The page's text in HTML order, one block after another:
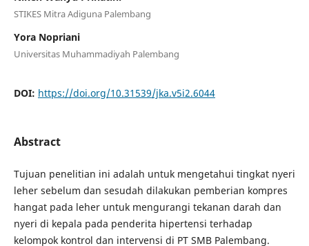
STIKES Mitra Adiguna Palembang
Yora Nopriani
Universitas Muhammadiyah Palembang
DOI: https://doi.org/10.31539/jka.v5i2.6044
Abstract
Tujuan penelitian ini adalah untuk mengetahui tingkat nyeri
leher sebelum dan sesudah dilakukan pemberian kompres
hangat pada leher untuk mengurangi tekanan darah dan
nyeri di kepala pada penderita hipertensi terhadap
kelompok kontrol dan intervensi di PT SMB Palembang.